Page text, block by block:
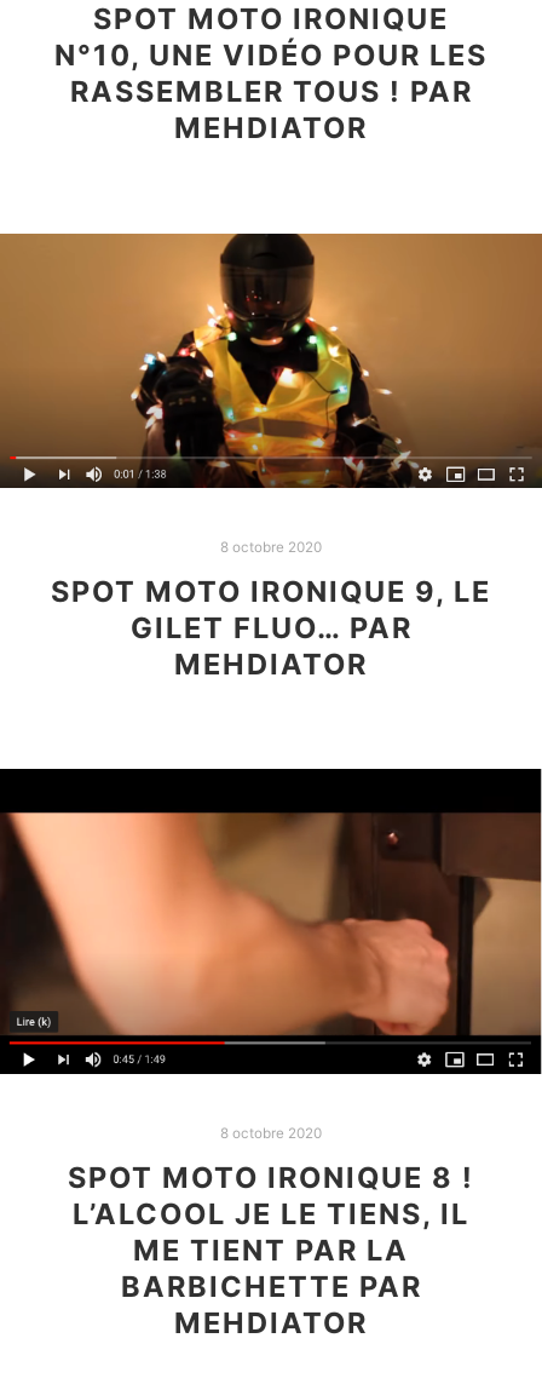
SPOT MOTO IRONIQUE
N°10, UNE VIDÉO POUR LES
RASSEMBLER TOUS ! PAR
MEHDIATOR
8 octobre 2020
SPOT MOTO IRONIQUE 9, LE
GILET FLUO… PAR
MEHDIATOR
8 octobre 2020
SPOT MOTO IRONIQUE 8 !
L’ALCOOL JE LE TIENS, IL
ME TIENT PAR LA
BARBICHETTE PAR
MEHDIATOR